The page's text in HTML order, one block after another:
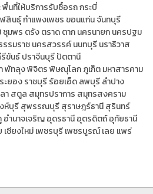
พื้นที่ให้บริการรับซื้อรถกระบี่
สินธุ์กำแพงเพชร ขอนแก่นจันทบุรี
ชุมพร ตรังตราดตากนครนายกนครปฐม
รมราชนครสวรรค์นนทบุรีนราธิวาส
ขันธ์ปราจีนบุรีปัตตานี
พัทลุงพิจิตรพิษณุโลกภูเก็ตมหาสารคาม
ระยองราชบุรีร้อยเอ็ดลพบุรีลำปาง
าสตูล สมุทรปราการ สมุทรสงคราม
ห์บุรีสุพรรณบุรีสุราษฎร์ธานีสุรินทร์
อำนาจเจริญอุดรธานีอุตรดิตถ์อุทัยธานี
เชียงใหม่เพชรบุรีเพชรบูรณ์เลย แพร่